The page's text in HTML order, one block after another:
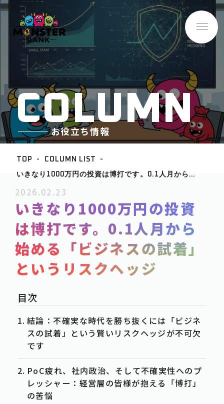
ABOUT-企業情報
SERVICE-サービス
POST
CASE-事例紹介
WHITE-PAPER
COLUMN-お役立ち情報
ACTION
CONTACT -お問合せ
DOWNLOAD
COLUMN
お役立ち情報
TOP COLUMN LIST
いきなり1000万円の投資は博打です。0.1人月から始
2026.02.23
いきなり1000万円の投資
は博打です。0.1人月から
始める「ビジネスの試着」
というリスクヘッジ
結論：不確実な時代を勝ち抜くには「ビジネ
スの試着」という賢いリスクヘッジが不可欠
です
PoC疲れ、社内政治、そして不確実性へのプ
レッシャー：経営層の皆様が抱える「博打」
の苦悩